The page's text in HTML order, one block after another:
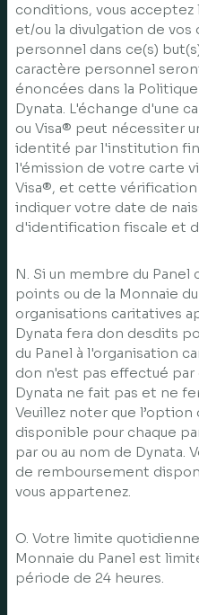
conditions, vous
et/ou la divulgation de vos
personnel dans ce(s)
caractère personnel
énoncées dans la
Dynata. L'échange d'une
ou Visa® peut nécessiter
identité par l'institution
l'émission de votre carte
Visa®, et cette
indiquer votre date de
d'identification fiscale et
N. Si un membre du
points ou de la Monnaie
organisations caritatives
Dynata fera don desdits
du Panel à l'organisation
don n'est pas effectué par
Dynata ne fait pas et ne
Veuillez noter que l’option
disponible pour chaque
par ou au nom de Dynata.
de remboursement
vous appartenez.
O. Votre limite
Monnaie du Panel est
période de 24 heures.